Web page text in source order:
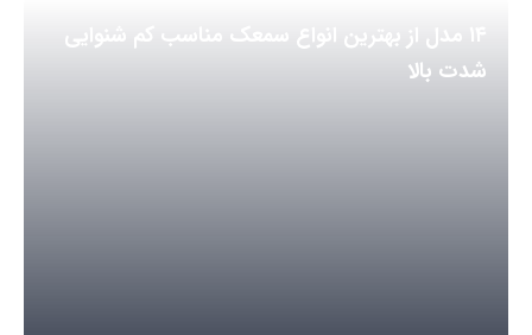
۱۴ مدل از بهترین انواع سمعک مناسب کم شنوایی
شدت بالا